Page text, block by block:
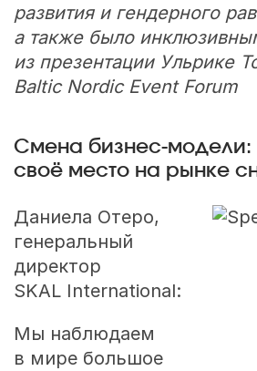
развития и гендерного
а также было
из презентации Ульрике
Baltic Nordic Event Forum
Смена бизнес-модели:
своё место на рынке
Даниела Отеро,
генеральный
директор
SKAL International:
Мы наблюдаем
в мире большое